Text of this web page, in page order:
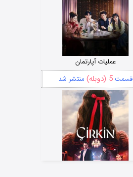
عملیات آپارتمان
قسمت5 (دوبله) منتشر شد